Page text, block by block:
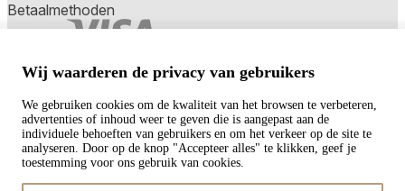
Betaalmethoden
Copyright © 2026 TAPISO
Wij waarderen de privacy van gebruikers
We gebruiken cookies om de kwaliteit van het browsen te verbeteren,
advertenties of inhoud weer te geven die is aangepast aan de
individuele behoeften van gebruikers en om het verkeer op de site te
analyseren. Door op de knop "Accepteer alles" te klikken, geef je
toestemming voor ons gebruik van cookies.
Winkelwagen